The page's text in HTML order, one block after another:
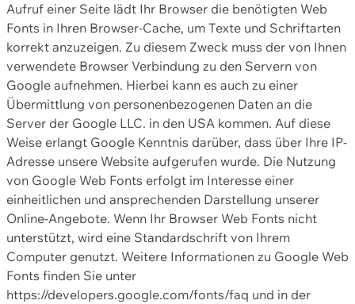
Aufruf einer Seite lädt Ihr Browser die benötigten Web
Fonts in Ihren Browser-Cache, um Texte und Schriftarten
korrekt anzuzeigen. Zu diesem Zweck muss der von Ihnen
verwendete Browser Verbindung zu den Servern von
Google aufnehmen. Hierbei kann es auch zu einer
Übermittlung von personenbezogenen Daten an die
Server der Google LLC. in den USA kommen. Auf diese
Weise erlangt Google Kenntnis darüber, dass über Ihre IP-
Adresse unsere Website aufgerufen wurde. Die Nutzung
von Google Web Fonts erfolgt im Interesse einer
einheitlichen und ansprechenden Darstellung unserer
Online-Angebote. Wenn Ihr Browser Web Fonts nicht
unterstützt, wird eine Standardschrift von Ihrem
Computer genutzt. Weitere Informationen zu Google Web
Fonts finden Sie unter
https://developers.google.com/fonts/faq und in der